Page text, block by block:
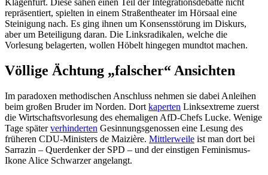
Klagenfurt. Diese sahen einen Teil der Integrationsdebatte nicht
repräsentiert, spielten in einem Straßentheater im Hörsaal eine
Steinigung nach. Es ging ihnen um Konsensstörung im Diskurs,
aber um Beteiligung daran. Die Linksradikalen, welche die
Vorlesung belagerten, wollen Höbelt hingegen mundtot machen.
Völlige Ächtung „falscher“ Ansichten
Im paradoxen methodischen Anschluss nehmen sie dabei Anleihen
beim großen Bruder im Norden. Dort kaperten Linksextreme zuerst
die Wirtschaftsvorlesung des ehemaligen AfD-Chefs Lucke. Wenige
Tage späterverhinderten Gesinnungsgenossen eine Lesung des
früheren CDU-Ministers de Maizière. Mittlerweile ist man dort bei
Sarrazin – Querdenker der SPD – und der einstigen Feminismus-
Ikone Alice Schwarzer angelangt.